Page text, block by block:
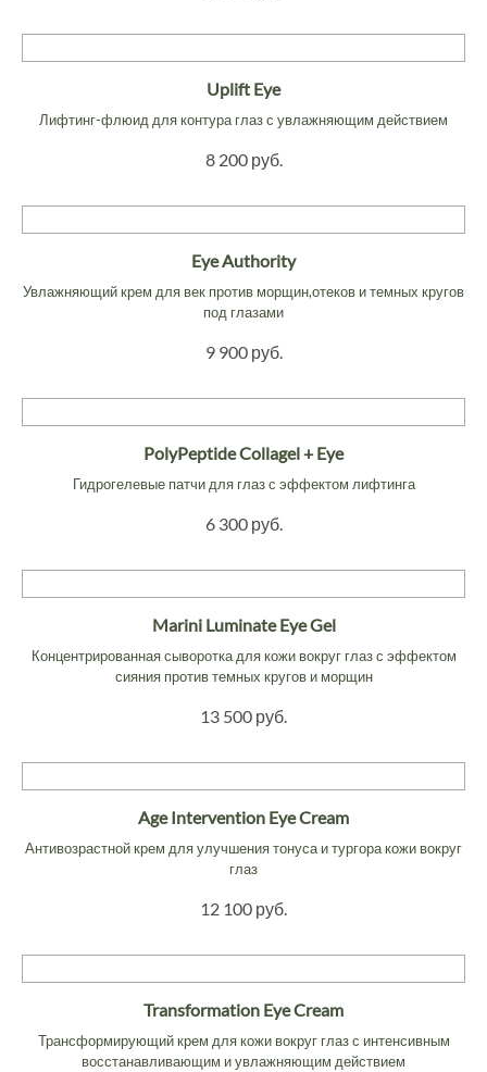
Uplift Eye
Лифтинг-флюид для контура глаз с увлажняющим действием
8 200 руб.
Eye Authority
Увлажняющий крем для век против морщин,отеков и темных кругов
под глазами
9 900 руб.
PolyPeptide Collagel + Eye
Гидрогелевые патчи для глаз с эффектом лифтинга
6 300 руб.
Marini Luminate Eye Gel
Концентрированная сыворотка для кожи вокруг глаз с эффектом
сияния против темных кругов и морщин
13 500 руб.
Age Intervention Eye Cream
Антивозрастной крем для улучшения тонуса и тургора кожи вокруг
глаз
12 100 руб.
Transformation Eye Cream
Трансформирующий крем для кожи вокруг глаз с интенсивным
восстанавливающим и увлажняющим действием